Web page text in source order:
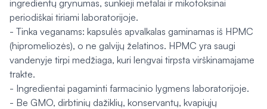
ingredientų grynumas, sunkieji metalai ir mikotoksinai
periodiškai tiriami laboratorijoje.
- Tinka veganams: kapsulės apvalkalas gaminamas iš HPMC
(hipromeliozės), o ne galvijų želatinos. HPMC yra saugi
vandenyje tirpi medžiaga, kuri lengvai tirpsta virškinamajame
trakte.
- Ingredientai pagaminti farmacinio lygmens laboratorijoje.
- Be GMO, dirbtinių dažiklių, konservantų, kvapiųjų